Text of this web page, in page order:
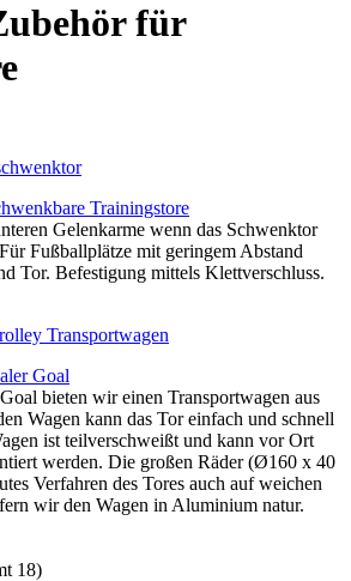
für
Trainingstore
Gelenkarme wenn das Schwenktor
Fußballplätze mit geringem Abstand
Tor. Befestigung mittels Klettverschluss.
Goal
bieten wir einen Transportwagen aus
Wagen kann das Tor einfach und schnell
ist teilverschweißt und kann vor Ort
werden. Die großen Räder (Ø160 x 40
Verfahren des Tores auch auf weichen
wir den Wagen in Aluminium natur.
18)